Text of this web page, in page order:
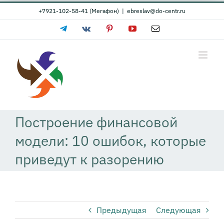
Skip
+7921-102-58-41 (Мегафон) | ebreslav@do-centr.ru
TelegramVk PinterestYouTubeEmail
Построение финансовой
модели: 10 ошибок, которые
приведут к разорению
Предыдущая Следующая